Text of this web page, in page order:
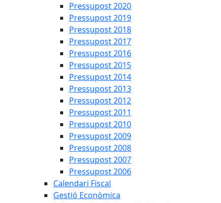
Pressupost 2020
Pressupost 2019
Pressupost 2018
Pressupost 2017
Pressupost 2016
Pressupost 2015
Pressupost 2014
Pressupost 2013
Pressupost 2012
Pressupost 2011
Pressupost 2010
Pressupost 2009
Pressupost 2008
Pressupost 2007
Pressupost 2006
Calendari Fiscal
Gestió Econòmica